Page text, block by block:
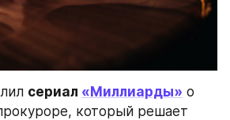
сериал «Миллиарды» о
который решает